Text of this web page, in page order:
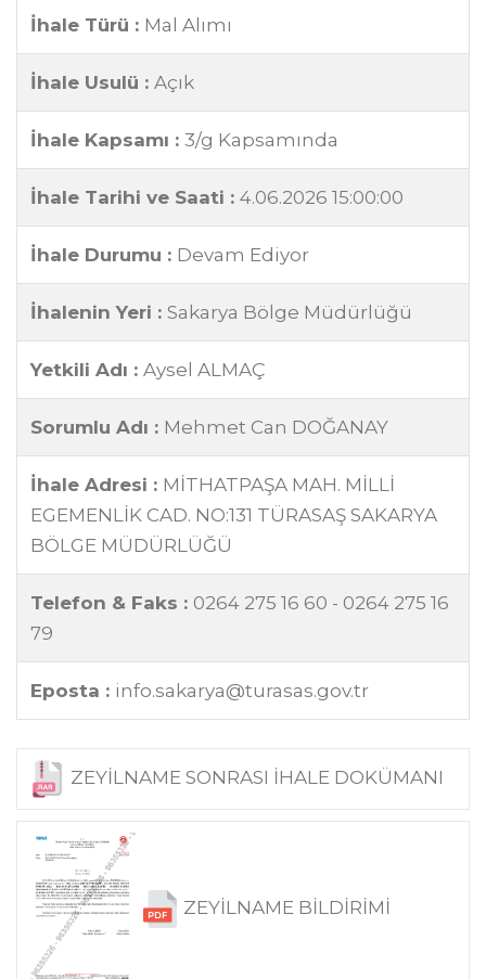
İhale Türü : Mal Alımı
İhale Usulü : Açık
İhale Kapsamı : 3/g Kapsamında
İhale Tarihi ve Saati : 4.06.2026 15:00:00
İhale Durumu : Devam Ediyor
İhalenin Yeri : Sakarya Bölge Müdürlüğü
Yetkili Adı : Aysel ALMAÇ
Sorumlu Adı : Mehmet Can DOĞANAY
İhale Adresi : MİTHATPAŞA MAH. MİLLİ
EGEMENLİK CAD. NO:131 TÜRASAŞ SAKARYA
BÖLGE MÜDÜRLÜĞÜ
Telefon & Faks : 0264 275 16 60 - 0264 275 16
79
Eposta : info.sakarya@turasas.gov.tr
ZEYİLNAME SONRASI İHALE DOKÜMANI
ZEYİLNAME BİLDİRİMİ